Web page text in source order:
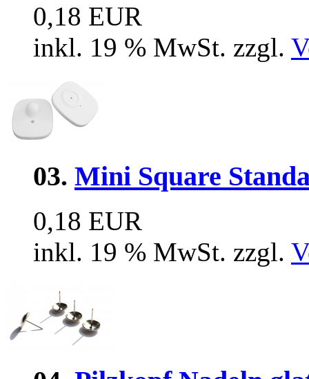
0,18 EUR
inkl. 19 % MwSt. zzgl.
03. Mini Square
0,18 EUR
inkl. 19 % MwSt. zzgl.